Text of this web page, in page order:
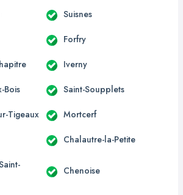
Suisnes
Forfry
Iverny
Bois Saint-Soupplets
Tigeaux Mortcerf
Chalautre-la-Petite
Chenoise